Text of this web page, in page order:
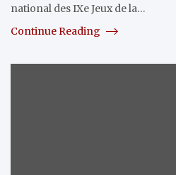
national des IXe Jeux de la…
Continue Reading